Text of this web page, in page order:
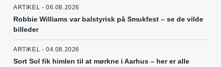
ARTIKEL - 06.08.2026
Robbie Williams var balstyrisk på Smukfest – se de vilde
billeder
ARTIKEL - 04.08.2026
Sort Sol fik himlen til at mørkne i Aarhus – her er alle